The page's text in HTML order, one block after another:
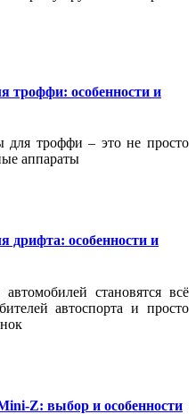
троффи: особенности и
для троффи – это не просто
аппараты
дрифта: особенности и
становятся всё
автоспорта и просто
Z: выбор и особенности